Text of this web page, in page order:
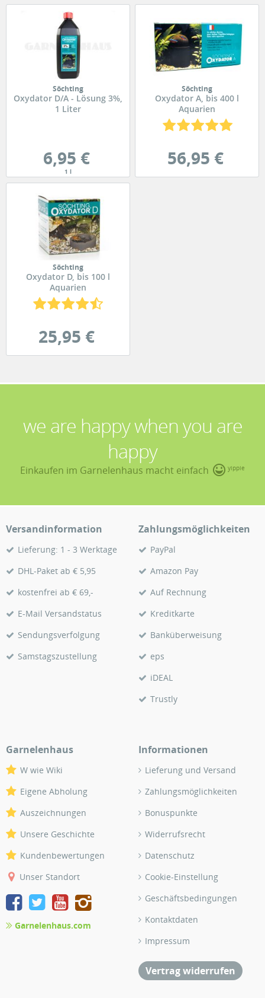
Söchting
Oxydator D/A - Lösung 3%,
1 Liter
6,95 €
1 l
Söchting
Oxydator A, bis 400 l
Aquarien
56,95 €
Söchting
Oxydator D, bis 100 l
Aquarien
25,95 €
we are happy when you are
happy
Einkaufen im Garnelenhaus macht einfach yippie
Versandinformation
Lieferung: 1 - 3 Werktage
DHL-Paket ab € 5,95
kostenfrei ab € 69,-
E-Mail Versandstatus
Sendungsverfolgung
Samstagszustellung
Zahlungsmöglichkeiten
PayPal
Amazon Pay
Auf Rechnung
Kreditkarte
Banküberweisung
eps
iDEAL
Trustly
Garnelenhaus
W wie Wiki
Eigene Abholung
Auszeichnungen
Unsere Geschichte
Kundenbewertungen
Unser Standort
Garnelenhaus.com
Informationen
Lieferung und Versand
Zahlungsmöglichkeiten
Bonuspunkte
Widerrufsrecht
Datenschutz
Cookie-Einstellung
Geschäftsbedingungen
Kontaktdaten
Impressum
Vertrag widerrufen